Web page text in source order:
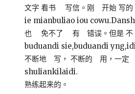
文字 看书 写信。刚 开始 写的
ie mianbuliao iou cowu.Dansh
也 免不了 有 错误。但是 不
buduandi sie,buduandi
不断地 写， 不断的 用，一
shuliankilaidi.
熟练起来的。